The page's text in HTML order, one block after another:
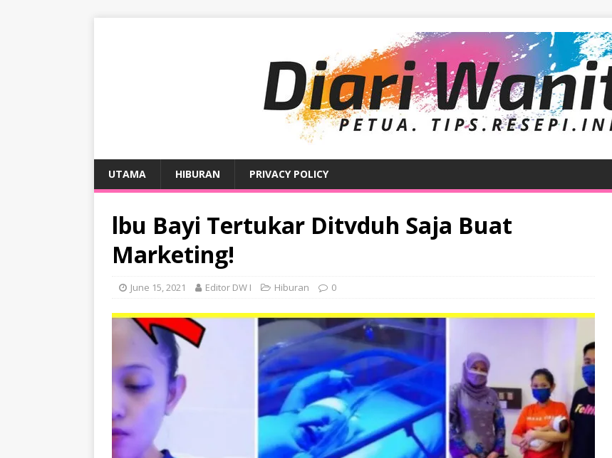
UTAMA HIBURAN PRIVACY POLICY
lbu Bayi Tertukar Ditvduh Saja Buat
Marketing!
June 15, 2021 Editor DW I Hiburan 0